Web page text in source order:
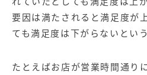
要因は満たされると満足度が
ても満足度は下がらないとい
たとえばお店が営業時間通り